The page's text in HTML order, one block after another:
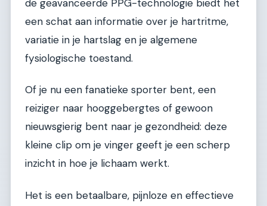
de geavanceerde PPG-technologie biedt het
een schat aan informatie over je hartritme,
variatie in je hartslag en je algemene
fysiologische toestand.
Of je nu een fanatieke sporter bent, een
reiziger naar hooggebergtes of gewoon
nieuwsgierig bent naar je gezondheid: deze
kleine clip om je vinger geeft je een scherp
inzicht in hoe je lichaam werkt.
Het is een betaalbare, pijnloze en effectieve